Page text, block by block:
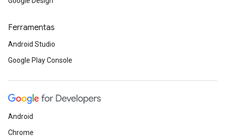
Ferramentas
Android Studio
Google Play Console
Android
Chrome